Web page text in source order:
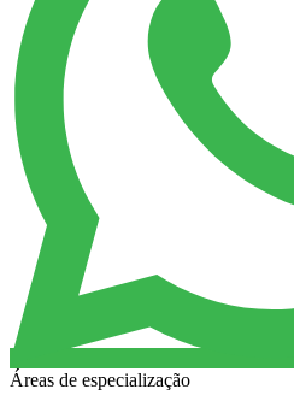
Áreas de especialização